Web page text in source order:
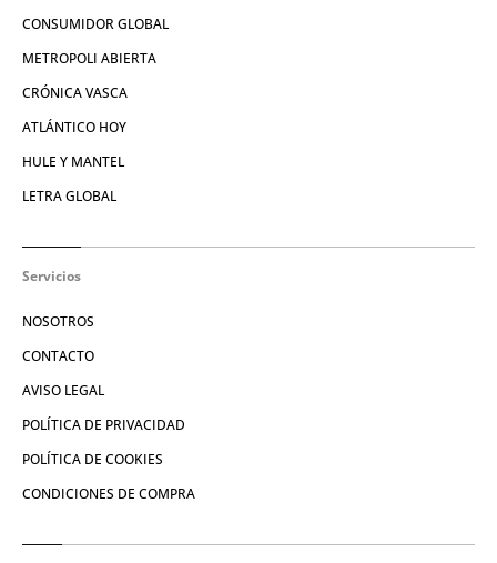
CONSUMIDOR GLOBAL
METROPOLI ABIERTA
CRÓNICA VASCA
ATLÁNTICO HOY
HULE Y MANTEL
LETRA GLOBAL
Servicios
NOSOTROS
CONTACTO
AVISO LEGAL
POLÍTICA DE PRIVACIDAD
POLÍTICA DE COOKIES
CONDICIONES DE COMPRA